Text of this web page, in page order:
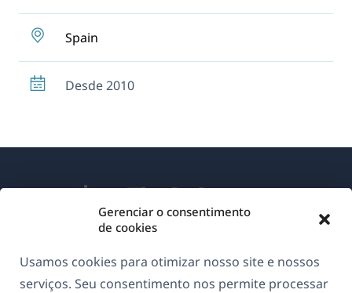
Gerenciar o consentimento
de cookies
Usamos cookies para otimizar nosso site e nossos
serviços. Seu consentimento nos permite processar
Spain
Desde 2010
GDPR & Política de Privacidade